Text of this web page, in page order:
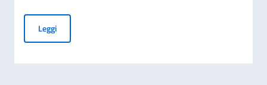
LeggiProcedura comparativa pubblica AICS “Minoranze